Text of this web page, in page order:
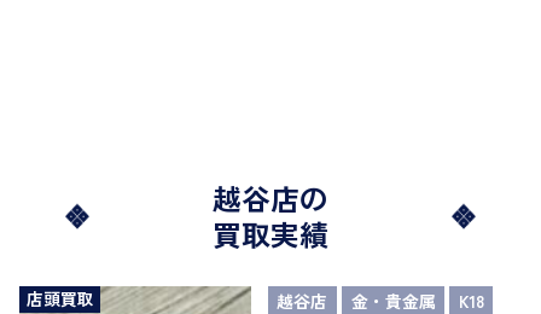
越谷店の
買取実績
店頭買取 越谷店 金・貴金属
K18